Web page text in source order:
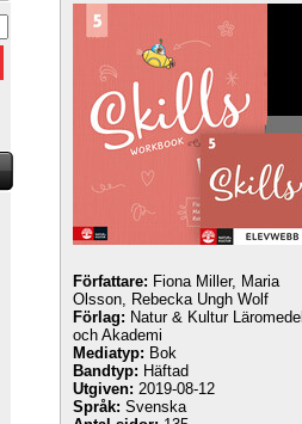
Författare: Fiona Miller, Maria
Olsson, Rebecka Ungh Wolf
Förlag: Natur & Kultur
och Akademi
Mediatyp: Bok
Bandtyp: Häftad
Utgiven: 2019-08-12
Språk: Svenska